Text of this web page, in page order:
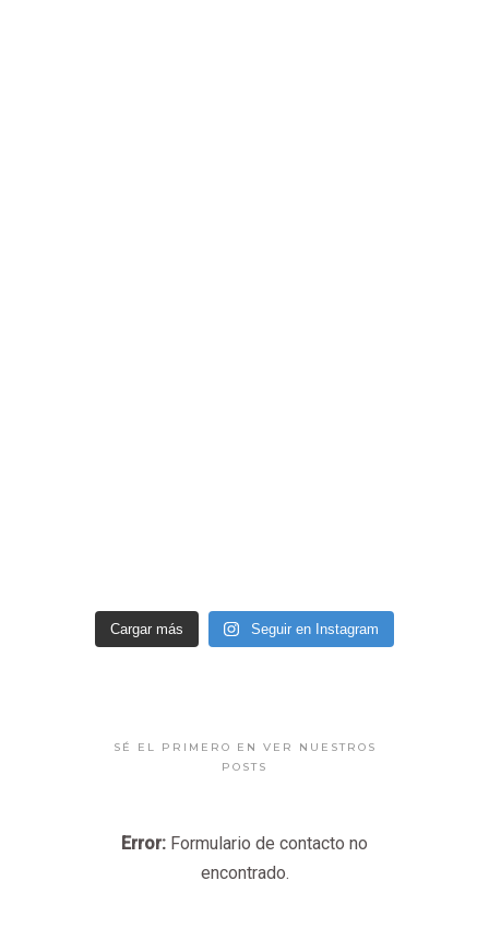
Cargar más Seguir en Instagram
SÉ EL PRIMERO EN VER NUESTROS
POSTS
Error: Formulario de contacto no
encontrado.